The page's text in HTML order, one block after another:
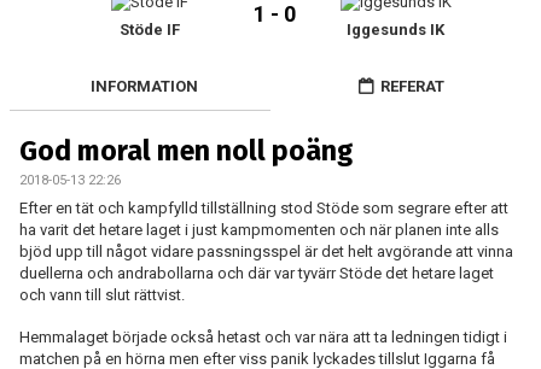
DOKUMENT
MATCHER
Stöde IF
1 - 0
Iggesunds IK
INFORMATION REFERAT
God moral men noll poäng
2018-05-13 22:26
Efter en tät och kampfylld tillställning stod Stöde som segrare efter att
ha varit det hetare laget i just kampmomenten och när planen inte alls
bjöd upp till något vidare passningsspel är det helt avgörande att vinna
duellerna och andrabollarna och där var tyvärr Stöde det hetare laget
och vann till slut rättvist.
Hemmalaget började också hetast och var nära att ta ledningen tidigt i
matchen på en hörna men efter viss panik lyckades tillslut Iggarna få